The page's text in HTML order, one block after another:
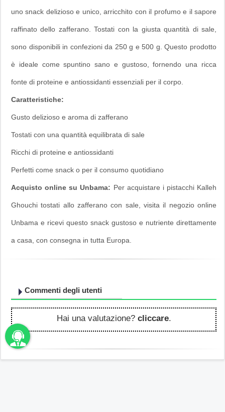
uno snack delizioso e unico, arricchito con il profumo e il sapore
raffinato dello zafferano. Tostati con la giusta quantità di sale,
sono disponibili in confezioni da 250 g e 500 g. Questo prodotto
è ideale come spuntino sano e gustoso, fornendo una ricca
fonte di proteine e antiossidanti essenziali per il corpo.
Caratteristiche:
Gusto delizioso e aroma di zafferano
Tostati con una quantità equilibrata di sale
Ricchi di proteine e antiossidanti
Perfetti come snack o per il consumo quotidiano
Acquisto online su Unbama: Per acquistare i pistacchi Kalleh
Ghouchi tostati allo zafferano con sale, visita il negozio online
Unbama e ricevi questo snack gustoso e nutriente direttamente
a casa, con consegna in tutta Europa.
Commenti degli utenti
Hai una valutazione? cliccare.
unbama